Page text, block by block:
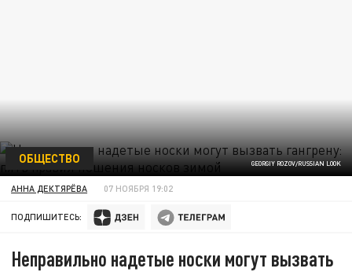
GEORGIY ROZOV/RUSSIAN LOOK
ОБЩЕСТВО
АННА ДЕКТЯРЁВА 07 НОЯБРЯ 19:02
ПОДПИШИТЕСЬ:
Неправильно надетые носки могут вызвать